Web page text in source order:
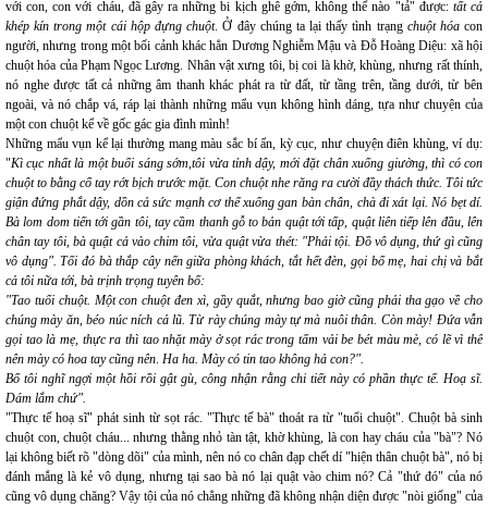
với con, con với cháu, đã gây ra những bi kịch ghê gớm, không thể nào "tả" được: tất cả
khép kín trong một cái hộp đựng chuột. Ở đây chúng ta lại thấy tình trạng chuột hóacon
người, nhưng trong một bối cảnh khác hẳn Dương Nghiễm Mậu và Đỗ Hoàng Diệu: xã hội
chuột hóa của Phạm Ngọc Lương. Nhân vật xưng tôi, bị coi là khờ, khùng, nhưng rất thính,
nó nghe được tất cả những âm thanh khác phát ra từ đất, từ tầng trên, tầng dưới, từ bên
ngoài, và nó chắp vá, ráp lại thành những mẩu vụn không hình dáng, tựa như chuyện của
một con chuột kể về gốc gác gia đình mình!
Những mẩu vụn kể lại thường mang màu sắc bí ẩn, kỳ cục, như chuyện điên khùng, ví dụ:
"Kì cục nhất là một buổi sáng sớm,tôi vừa tỉnh dậy, mới đặt chân xuống giường, thì có con
chuột to bằng cổ tay rớt bịch trước mặt. Con chuột nhe răng ra cười đầy thách thức. Tôi tức
giận đứng phắt dậy, dồn cả sức mạnh cơ thể xuống gan bàn chân, chà đi xát lại. Nó bẹt dí.
Bà lom dom tiến tới gần tôi, tay cầm thanh gỗ to bản quật tới tấp, quật liên tiếp lên đầu, lên
chân tay tôi, bà quật cả vào chim tôi, vừa quật vừa thét: "Phải tội. Đồ vô dụng, thứ gì cũng
vô dụng". Tối đó bà thắp cây nến giữa phòng khách, tắt hết đèn, gọi bố mẹ, hai chị và bắt
cả tôi nữa tới, bà trịnh trọng tuyên bố:
"Tao tuổi chuột. Một con chuột đen xì, gầy quắt, nhưng bao giờ cũng phải tha gạo về cho
chúng mày ăn, béo núc ních cả lũ. Từ rày chúng mày tự mà nuôi thân. Còn mày! Đứa vẫn
gọi tao là mẹ, thực ra thì tao nhặt mày ở sọt rác trong tấm vải be bét màu mè, có lẽ vì thế
nên mày có hoa tay cũng nên. Ha ha. Mày có tin tao không hả con?".
Bố tôi nghĩ ngợi một hồi rồi gật gù, công nhận rằng chi tiết này có phần thực tế. Hoạ sĩ.
Dám lắm chứ".
"Thực tế hoạ sĩ" phát sinh từ sọt rác. "Thực tế bà" thoát ra từ "tuổi chuột". Chuột bà sinh
chuột con, chuột cháu... nhưng thằng nhỏ tàn tật, khờ khùng, là con hay cháu của "bà"? Nó
lại không biết rõ "dòng dõi" của mình, nên nó co chân đạp chết dí "hiện thân chuột bà", nó bị
đánh mắng là kẻ vô dụng, nhưng tại sao bà nó lại quật vào chim nó? Cả "thứ đó" của nó
cũng vô dụng chăng? Vậy tội của nó chẳng những đã không nhận diện được "nòi giống" của